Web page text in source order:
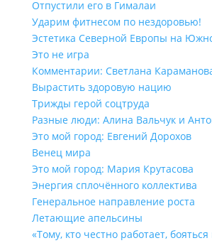
Отпустили его в Гималаи
Ударим фитнесом по нездоровью!
Эстетика Северной Европы на
Это не игра
Комментарии: Светлана
Вырастить здоровую нацию
Трижды герой соцтруда
Разные люди: Алина Вальчук и
Это мой город: Евгений Дорохов
Венец мира
Это мой город: Мария Крутасова
Энергия сплочённого коллектива
Генеральное направление роста
Летающие апельсины
«Тому, кто честно работает, бояться